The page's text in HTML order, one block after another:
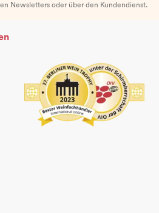
Newsletters oder über den Kundendienst.